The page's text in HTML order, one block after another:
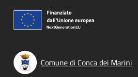
Comune di Conca dei Marini